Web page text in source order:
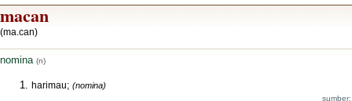
macan
(ma.can)
nomina (n)
harimau; (nomina)